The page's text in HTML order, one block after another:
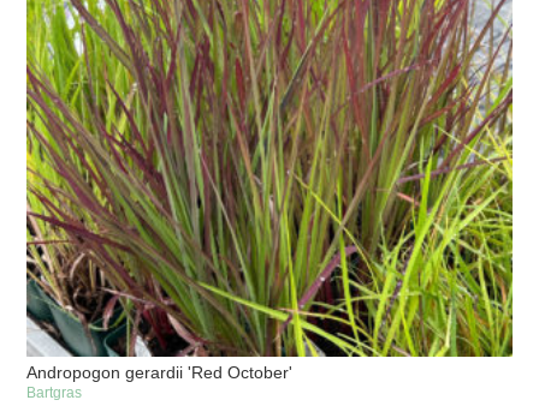
Andropogon gerardii 'Red October'
Bartgras